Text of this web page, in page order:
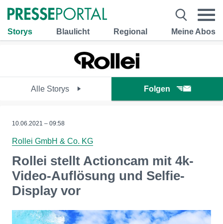
Storys Blaulicht Regional Meine Abos
Alle Storys Folgen
10.06.2021 – 09:58
Rollei GmbH & Co. KG
Rollei stellt Actioncam mit 4k-
Video-Auflösung und Selfie-
Display vor